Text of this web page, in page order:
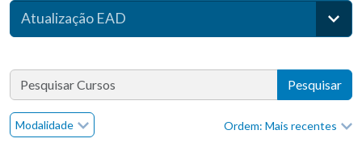
Atualização EAD
Pesquisar
Modalidade Ordem: Mais recentes